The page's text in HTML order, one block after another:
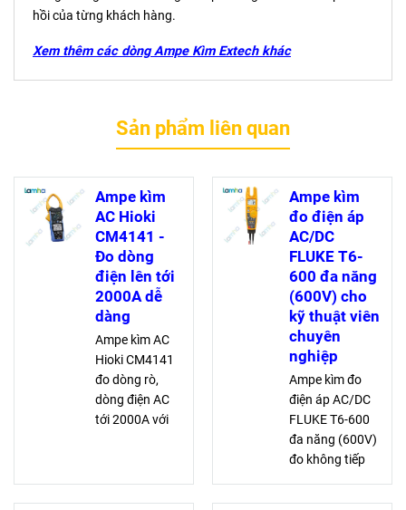
hồi của từng khách hàng.
Xem thêm các dòng Ampe Kìm Extech khác
Sản phẩm liên quan
Ampe kìm
AC Hioki
CM4141 -
Đo dòng
điện lên tới
2000A dễ
dàng
Ampe kìm AC
Hioki CM4141
đo dòng rò,
dòng điện AC
tới 2000A với
đại, người dùng
Ampe kìm
đo điện áp
AC/DC
FLUKE T6-
600 đa năng
(600V) cho
kỹ thuật viên
chuyên
nghiệp
Ampe kìm đo
điện áp AC/DC
FLUKE T6-600
đa năng (600V)
đo không tiếp
điện áp, dòng